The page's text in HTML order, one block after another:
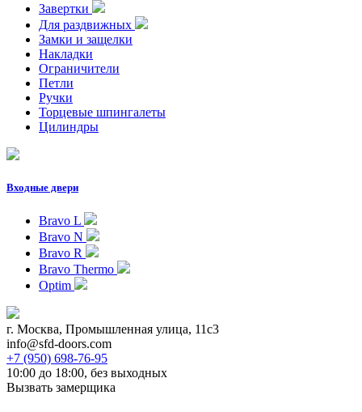
Завертки
Для раздвижных
Замки и защелки
Накладки
Ограничители
Петли
Ручки
Торцевые шпингалеты
Цилиндры
Входные двери
Bravo L
Bravo N
Bravo R
Bravo Thermo
Optim
г. Москва, Промышленная улица, 11с3
info@sfd-doors.com
+7 (950) 698-76-95
10:00 до 18:00, без выходных
Вызвать замерщика